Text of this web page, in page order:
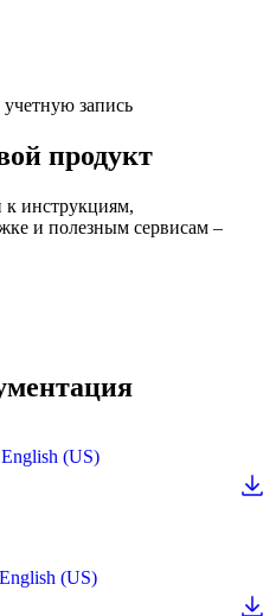
запись
продукт
инструкциям,
и полезным сервисам –
(US)
(US)